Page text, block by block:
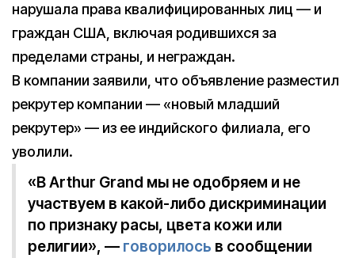
нарушала права квалифицированных лиц — и
граждан США, включая родившихся за
пределами страны, и неграждан.
В компании заявили, что объявление разместил
рекрутер компании — «новый младший
рекрутер» — из ее индийского филиала, его
уволили.
«В Arthur Grand мы не одобряем и не
участвуем в какой-либо дискриминации
по признаку расы, цвета кожи или
религии», — говорилось в сообщении